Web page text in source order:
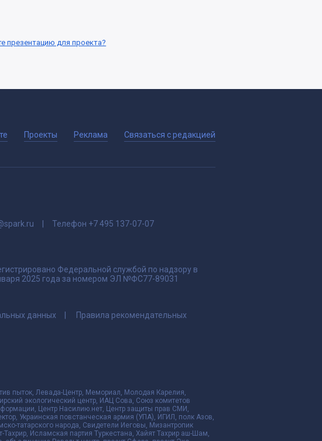
презентацию для проекта?
Проекты Реклама Связаться с редакцией
Телефон +7 495 137-07-07
Федеральной службой по надзору в
2025 года за номером ЭЛ №ФС77-89031
данных
Правила рекомендательных
пыток, Левада-Центр, Мемориал, Молодая Карелия,
экологический центр, ИАЦ Сова, Союз комитетов
Центр Насилию.нет, Центр защиты прав СМИ,
Украинская повстанческая армия (УПА), ИГИЛ, полк Азов,
татарского народа, Свидетели Иеговы, Мизантропик
Исламская партия Туркестана, Хайят Тахрир аш-Шам,